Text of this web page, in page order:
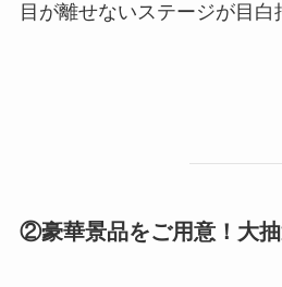
目が離せないステージが目白
②豪華景品をご用意！大